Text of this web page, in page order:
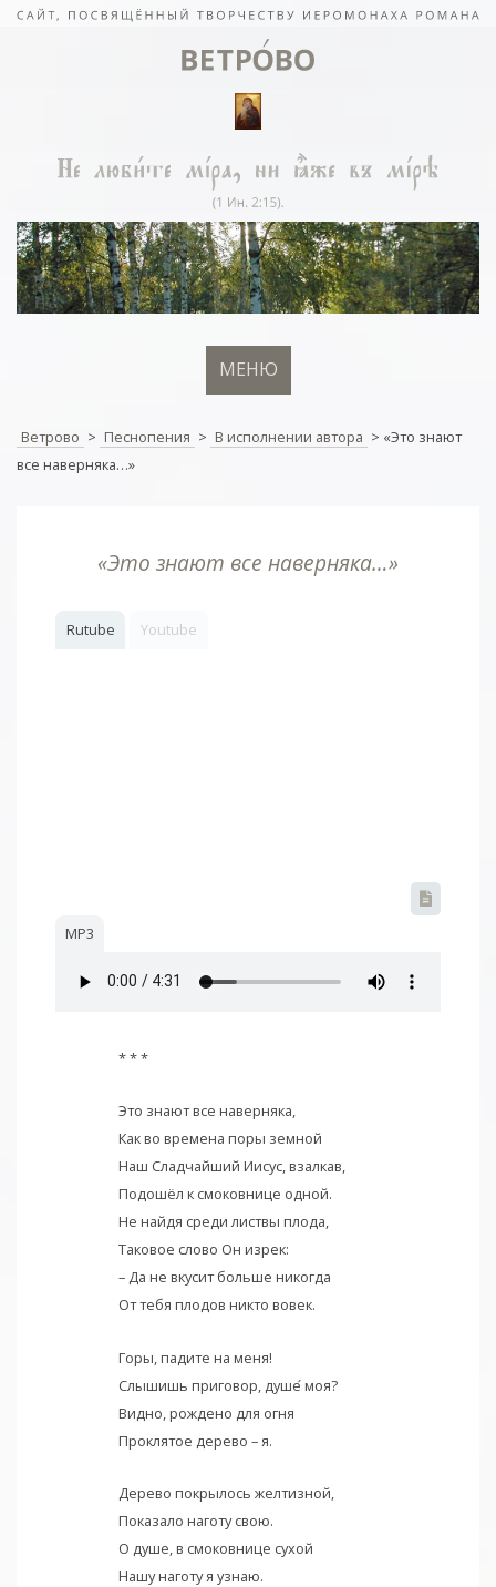
МЕНЮ
Ветрово > Песнопения > В исполнении автора > «Это знают
все наверняка…»
«Это знают все наверняка…»
Rutube Youtube
MP3
* * *
Это знают все наверняка,
Как во времена поры земной
Наш Сладчайший Иисус, взалкав,
Подошёл к смоковнице одной.
Не найдя среди листвы плода,
Таковое слово Он изрек:
– Да не вкусит больше никогда
От тебя плодов никто вовек.
Горы, падите на меня!
Слышишь приговор, душемоя?
Видно, рождено для огня
Проклятое дерево – я.
Дерево покрылось желтизной,
Показало наготу свою.
О душе, в смоковнице сухой
Нашу наготу я узнаю.